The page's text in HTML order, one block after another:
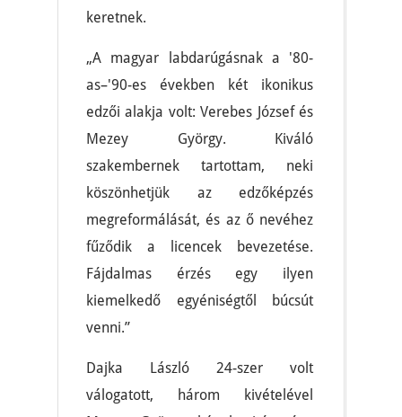
keretnek.
„A magyar labdarúgásnak a '80-
as–'90-es években két ikonikus
edzői alakja volt: Verebes József és
Mezey György. Kiváló
szakembernek tartottam, neki
köszönhetjük az edzőképzés
megreformálását, és az ő nevéhez
fűződik a licencek bevezetése.
Fájdalmas érzés egy ilyen
kiemelkedő egyéniségtől búcsút
venni.”
Dajka László 24-szer volt
válogatott, három kivételével